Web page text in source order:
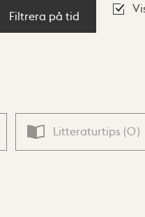
Filtrera på tid
Litteraturtips (0)